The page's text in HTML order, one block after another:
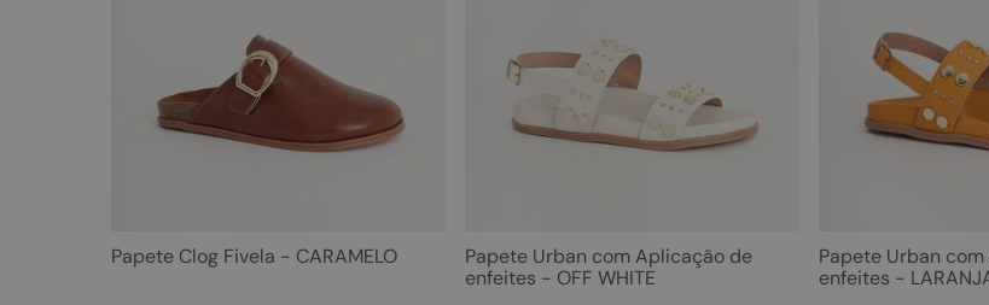
Papete Clog Fivela - CARAMELO
Papete Urban com Aplicação de
enfeites - OFF WHITE
Papete Urban
enfeites -